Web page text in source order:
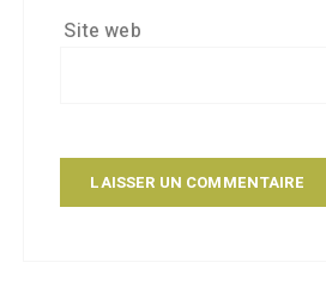
Site web